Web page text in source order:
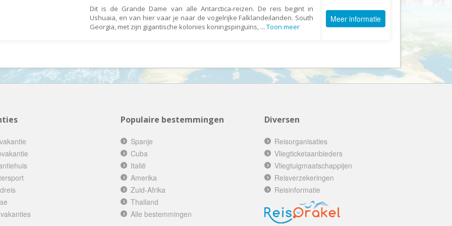
Dominicaanse Republiek
Egypte
El Salvador
Frankrijk
Frans-Guyana
Wellness vakantie
Winterreis
Budget Safari
Campings.com
Canvas Holidays
Charlie's Travels
Club Med
Corendon
Cruise Travel
Dit is de Grande Dame van alle Antarctica-reizen. De reis begint in
Ushuaia, en van hier vaar je naar de vogelrijke Falklandeilanden. South
Georgia, met zijn gigantische kolonies koningspinguïns, ... Toon meer
Meer informatie
Populaire bestemmingen
Spanje
Cuba
Italië
Amerika
Zuid-Afrika
Thailand
Alle bestemmingen
Diversen
Reisorganisaties
Vliegticketaanbieders
Vliegtuigmaatschappijen
Reisverzekeringen
Reisinformatie